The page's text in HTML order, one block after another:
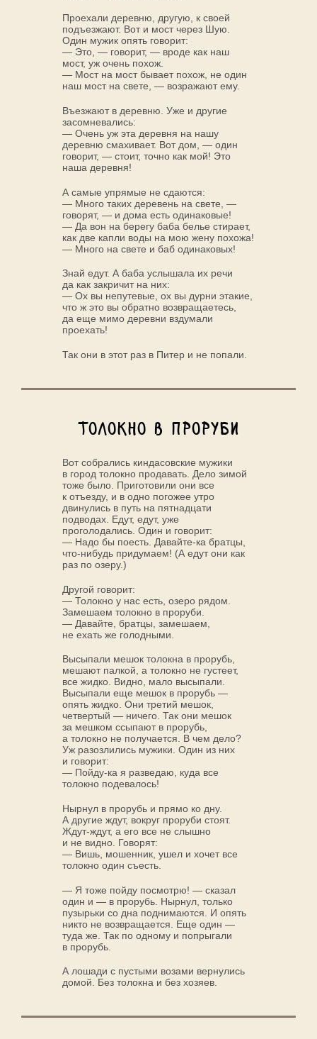
Проехали деревню, другую, к своей
подъезжают. Вот и мост через Шую.
Один мужик опять говорит:
— Это, — говорит, — вроде как наш
мост, уж очень похож.
— Мост на мост бывает похож, не один
наш мост на свете, — возражают ему.
Въезжают в деревню. Уже и другие
засомневались:
— Очень уж эта деревня на нашу
деревню смахивает. Вот дом, — один
говорит, — стоит, точно как мой! Это
наша деревня!
А самые упрямые не сдаются:
— Много таких деревень на свете, —
говорят, — и дома есть одинаковые!
— Да вон на берегу баба белье стирает,
как две капли воды на мою жену похожа!
— Много на свете и баб одинаковых!
Знай едут. А баба услышала их речи
да как закричит на них:
— Ох вы непутевые, ох вы дурни этакие,
что ж это вы обратно возвращаетесь,
да еще мимо деревни вздумали
проехать!
Так они в этот раз в Питер и не попали.
Толокно в проруби
Вот собрались киндасовские мужики
в город толокно продавать. Дело зимой
тоже было. Приготовили они все
к отъезду, и в одно погожее утро
двинулись в путь на пятнадцати
подводах. Едут, едут, уже
проголодались. Один и говорит:
— Надо бы поесть. Давайте-ка братцы,
что-нибудь придумаем! (А едут они как
раз по озеру.)
Другой говорит:
— Толокно у нас есть, озеро рядом.
Замешаем толокно в проруби.
— Давайте, братцы, замешаем,
не ехать же голодными.
Высыпали мешок толокна в прорубь,
мешают палкой, а толокно не густеет,
все жидко. Видно, мало высыпали.
Высыпали еще мешок в прорубь —
опять жидко. Они третий мешок,
четвертый — ничего. Так они мешок
за мешком ссыпают в прорубь,
а толокно не получается. В чем дело?
Уж разозлились мужики. Один из них
и говорит:
— Пойду-ка я разведаю, куда все
толокно подевалось!
Нырнул в прорубь и прямо ко дну.
А другие ждут, вокруг проруби стоят.
Ждут-ждут, а его все не слышно
и не видно. Говорят:
— Вишь, мошенник, ушел и хочет все
толокно один съесть.
— Я тоже пойду посмотрю! — сказал
один и — в прорубь. Нырнул, только
пузырьки со дна поднимаются. И опять
никто не возвращается. Еще один —
туда же. Так по одному и попрыгали
в прорубь.
А лошади с пустыми возами вернулись
домой. Без толокна и без хозяев.